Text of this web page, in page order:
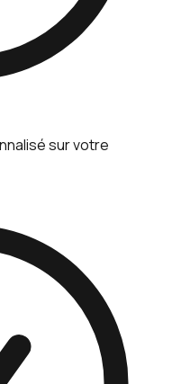
sur votre